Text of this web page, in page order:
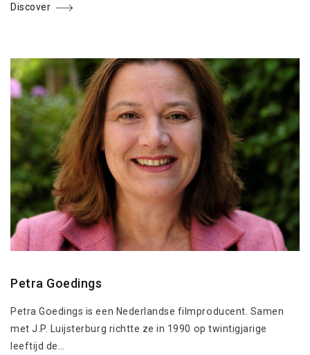
Discover
Petra Goedings
Petra Goedings is een Nederlandse filmproducent. Samen
met J.P. Luijsterburg richtte ze in 1990 op twintigjarige
leeftijd de…